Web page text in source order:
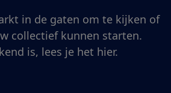
in de gaten om te kijken of
collectief kunnen starten.
is, lees je het hier.